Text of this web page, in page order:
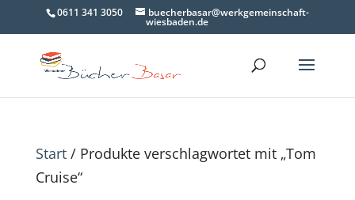
0611 341 3050 buecherbasar@werkgemeinschaft-
wiesbaden.de
Start/ Produkte verschlagwortet mit „Tom
Cruise“